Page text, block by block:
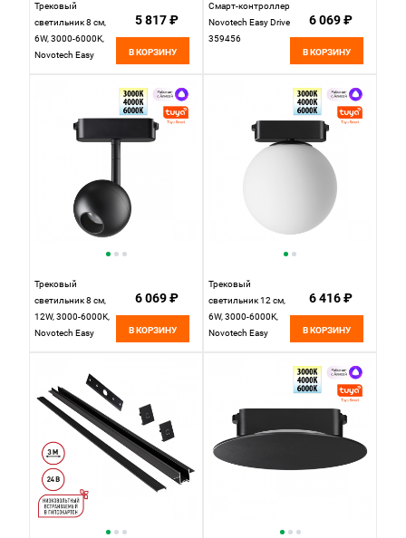
Трековый
светильник 8 см,
6W, 3000-6000K,
Novotech Easy
5 817 ₽
В КОРЗИНУ
Смарт-контроллер
Novotech Easy Drive
359456
6 069 ₽
В КОРЗИНУ
Трековый
светильник 8 см,
12W, 3000-6000K,
Novotech Easy
6 069 ₽
В КОРЗИНУ
Трековый
светильник 12 см,
6W, 3000-6000K,
Novotech Easy
6 416 ₽
В КОРЗИНУ